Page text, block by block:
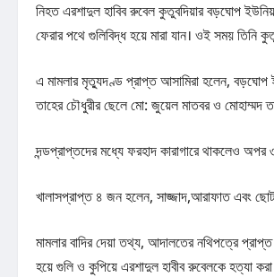
নিহত এরশাদুল হাবিব রুবেল কুতুবদিয়ার বড়ঘোপ
ফেরার পথে গুলিবিদ্ধ হয়ে মারা যান। ওই সময়
এ মামলার মৃত্যুদণ্ড প্রাপ্ত আসামিরা হলেন,
তাহের চৌধুরীর ছেলে মো: জুয়েল মাতবর ও মোহাম্মদ
দন্ডপ্রাপ্তদের মধ্যে ফরহাদ কারাগারে থাকলেও
খালাসপ্রাপ্ত ৪ জন হলেন, সাজ্জাদ,আরাফাত এবং
মামলার বাদির দেয়া তথ্য, আদালতের নথিপত্রে
হয়ে গুলি ও কুপিয়ে এরশাদুল হাবীব রুবেলকে হত্যা